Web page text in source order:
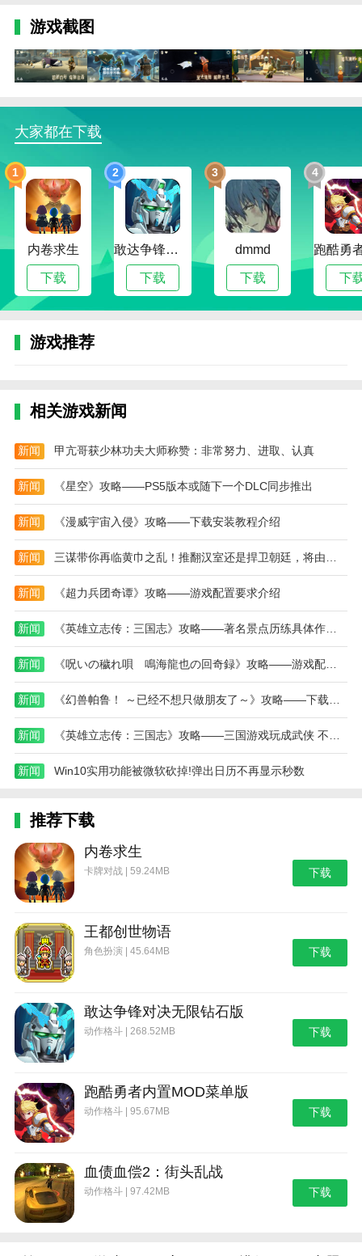
在探索的过程当中，和来自世界各个不同的人们相
召唤自己的伙伴一起进行冒险探索，发展重要的线
在闯关的过程中也需要小心谨慎，还会出现很多的
危险，确保时刻注意着。
sky
游戏攻略
游戏内存在3种蜡烛，分别是
光遇烛(白色)、星之烛
(中间有个星星)、当季蜡烛(红色)。
光遇烛(白色)：通过每日刷图点亮蜡烛、净化(燃
烧)黑暗植物以及霞谷竞速积攒烛光获得，可用于升级
先祖动作、兑换装扮以及赠送好友(每天1次，每次3支
蜡烛)
星之烛：在暴风眼内献祭光之翼兑换得到，比例为
当季蜡烛(红色)：完成限定季节先祖任务获得，常
另外，当天限定季节先祖所在地图会刷新当季蜡烛，点
亮可收集烛光，积攒可获得当季蜡烛
sky光遇游戏地图整理
晨岛
云野
雨林
霞谷
墓土
禁阁
暴风眼
本站为您提供sky光遇 2025官服的 手机游戏 ，欢
迎大家记住本站网址，本站是您下载安卓手游app最好
的网站！
《 Sky
全章节通
关攻略
全地图博物馆图
晨岛物品
有画质选
项吗
红星星任务在哪
位置
冥想怎么
做
云顶浮石
游戏截图
大家都在下载
1
内卷求生
下载
2
敢达争锋对决无限钻石版
下载
3
dmmd
下载
4
下
游戏推荐
相关游戏新闻
新闻 甲亢哥获少林功夫大师称赞：非常努力、进取、认真
新闻 《星空》攻略——PS5版本或随下一个DLC同步推出
新闻 《漫威宇宙入侵》攻略——下载安装教程介绍
新闻 三谋带你再临黄巾之乱！推翻汉室还是捍卫朝廷，将由你亲手书写
新闻 《超力兵团奇谭》攻略——游戏配置要求介绍
新闻 《英雄立志传：三国志》攻略——著名景点历练具体作用介绍
新闻 《呪いの穢れ唄 鳴海龍也の回奇録》攻略——游戏配置要求介绍
新闻 《幻兽帕鲁！ ～已经不想只做朋友了～》攻略——下载安装教程介绍
新闻 《英雄立志传：三国志》攻略——三国游戏玩成武侠 不靠兵马平定天下
新闻 Win10实用功能被微软砍掉!弹出日历不再显示秒数
推荐下载
内卷求生
卡牌对战 | 59.24MB 下载
王都创世物语
角色扮演 | 45.64MB 下载
敢达争锋对决无限钻石版
动作格斗 | 268.52MB 下载
跑酷勇者内置MOD菜单版
动作格斗 | 95.67MB 下载
血债血偿2：街头乱战
动作格斗 | 97.42MB 下载